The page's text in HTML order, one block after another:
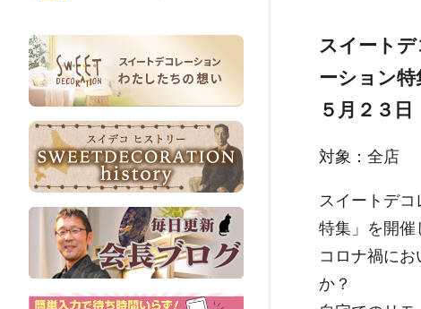
スイート
ーション特
５月２３
対象：全店
スイートデ
特集」を開催
コロナ禍に
か？